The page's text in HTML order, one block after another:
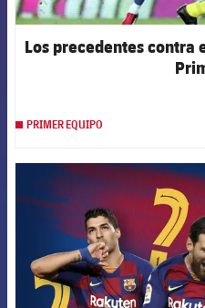
Los precedentes contra
PRIMER EQUIPO